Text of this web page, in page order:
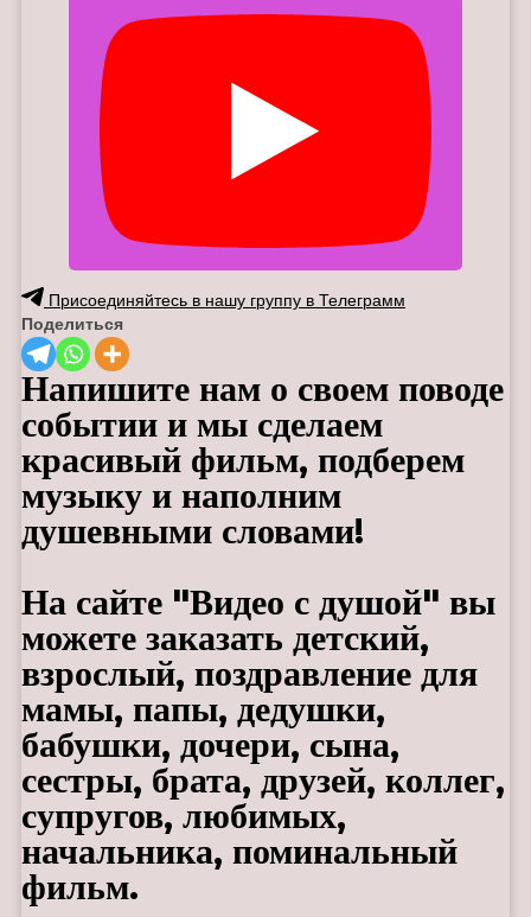
Присоединяйтесь в нашу группу в Телеграмм
Поделиться
Напишите нам о своем поводе
событии и мы сделаем
красивый фильм, подберем
музыку и наполним
душевными словами!
На сайте "Видео с душой" вы
можете заказать детский,
взрослый, поздравление для
мамы, папы, дедушки,
бабушки, дочери, сына,
сестры, брата, друзей, коллег,
супругов, любимых,
начальника, поминальный
фильм.